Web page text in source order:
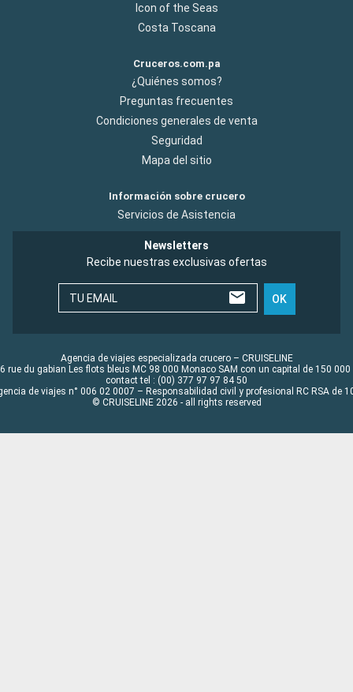
Icon of the Seas
Costa Toscana
Cruceros.com.pa
¿Quiénes somos?
Preguntas frecuentes
Condiciones generales de venta
Seguridad
Mapa del sitio
Información sobre crucero
Servicios de Asistencia
Newsletters
Recibe nuestras exclusivas ofertas
TU EMAIL OK
Agencia de viajes especializada crucero – CRUISELINE
rue du gabian Les flots bleus MC 98 000 Monaco SAM con un capital de 150 000
contact tel : (00) 377 97 97 84 50
de viajes n° 006 02 0007 – Responsabilidad civil y profesional RC RSA de
© CRUISELINE 2026 - all rights reserved